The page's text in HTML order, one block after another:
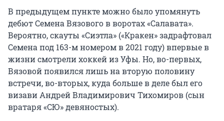
В предыдущем пункте можно было упомянуть
дебют Семена Вязового в воротах «Салавата».
Вероятно, скауты «Сиэтла» («Кракен» задрафтовал
Семена под 163-м номером в 2021 году) впервые в
жизни смотрели хоккей из Уфы. Но, во-первых,
Вязовой появился лишь на вторую половину
встречи, во-вторых, куда больше в деле был его
визави Андрей Владимирович Тихомиров (сын
вратаря «СЮ» девяностых).